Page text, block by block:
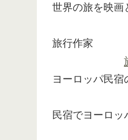
世界の旅を映画
旅行作家
ヨーロッパ民宿
民宿でヨーロッ